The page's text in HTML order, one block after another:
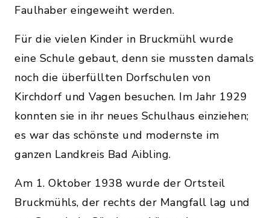
Faulhaber eingeweiht werden.
Für die vielen Kinder in Bruckmühl wurde
eine Schule gebaut, denn sie mussten damals
noch die überfüllten Dorfschulen von
Kirchdorf und Vagen besuchen. Im Jahr 1929
konnten sie in ihr neues Schulhaus einziehen;
es war das schönste und modernste im
ganzen Landkreis Bad Aibling.
Am 1. Oktober 1938 wurde der Ortsteil
Bruckmühls, der rechts der Mangfall lag und